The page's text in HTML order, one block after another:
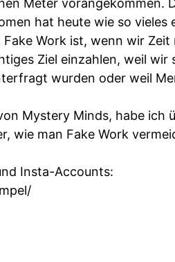
Meter vorangekommen.
hat heute wie so vieles
Work ist, wenn wir Zeit
Ziel einzahlen, weil wir
wurden oder weil
Mystery Minds, habe ich
wie man Fake Work
Insta-Accounts: